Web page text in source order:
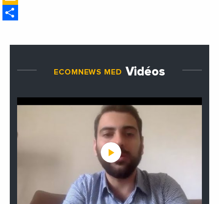
ECOMNEWS MED Vidéos